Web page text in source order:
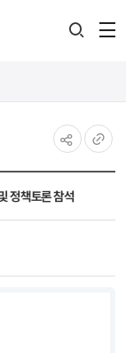
정책토론 참석